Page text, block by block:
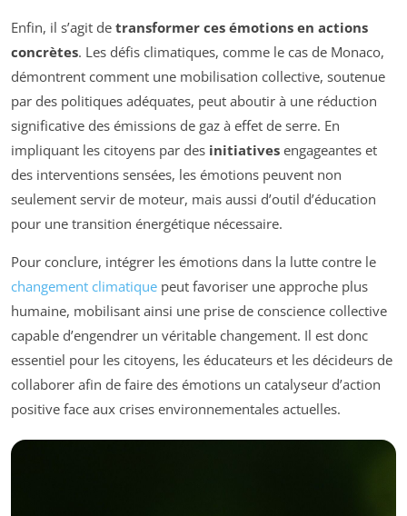
Enfin, il s’agit de transformer ces émotions en actions
concrètes. Les défis climatiques, comme le cas de Monaco,
démontrent comment une mobilisation collective, soutenue
par des politiques adéquates, peut aboutir à une réduction
significative des émissions de gaz à effet de serre. En
impliquant les citoyens par des initiatives engageantes et
des interventions sensées, les émotions peuvent non
seulement servir de moteur, mais aussi d’outil d’éducation
pour une transition énergétique nécessaire.
Pour conclure, intégrer les émotions dans la lutte contre le
changement climatique peut favoriser une approche plus
humaine, mobilisant ainsi une prise de conscience collective
capable d’engendrer un véritable changement. Il est donc
essentiel pour les citoyens, les éducateurs et les décideurs de
collaborer afin de faire des émotions un catalyseur d’action
positive face aux crises environnementales actuelles.